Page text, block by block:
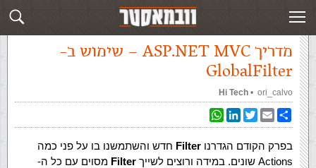
עמוד ראשי »
GlobalFilter
מדריך ASP.NET MVC – שימוש ב-
GlobalFilter
ori_calvo
‏ •
Hi Tech
WhatsAppLinkedInTwitterEmailShare
בפרק הקודם הגדרנו Filter חדש והשתמשנו בו על פני כמה
Actions שונים. במידה ורוצים לשייך
Filter מסוים עם כל ה-